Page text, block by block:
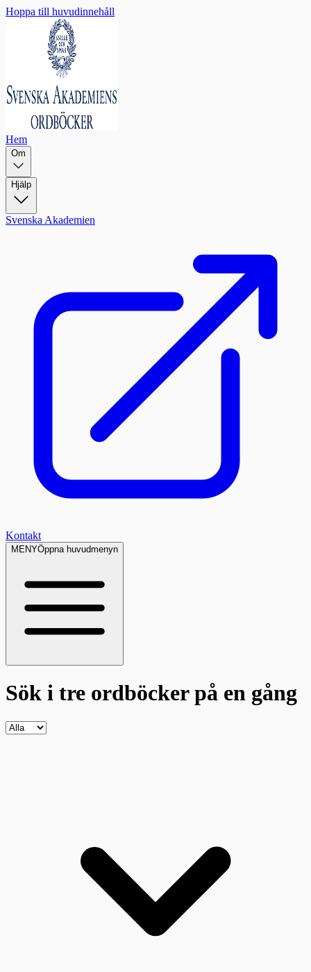
Hoppa till huvudinnehåll
Hem
Om
Hjälp
Svenska Akademien
Kontakt
MENYÖppna huvudmenyn
Sök i tre ordböckerpå en gång